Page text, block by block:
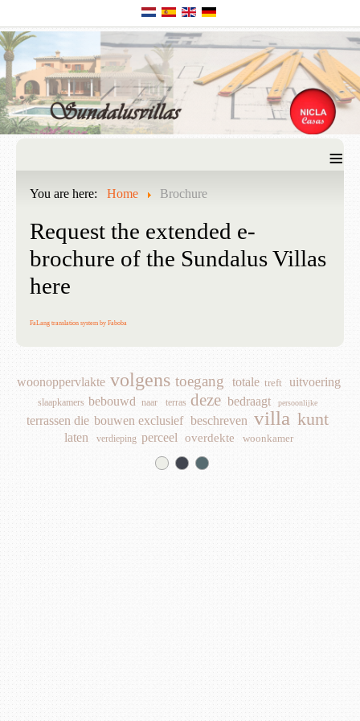
≡
You are here: Home Brochure
Request the extended e-
brochure of the Sundalus Villas
here
FaLang translation system by Faboba
woonoppervlakte volgens toegang totale treft uitvoering
slaapkamers bebouwd naar terras deze bedraagt persoonlijke
terrassen die bouwen exclusief beschreven villa kunt
laten verdieping perceel overdekte woonkamer